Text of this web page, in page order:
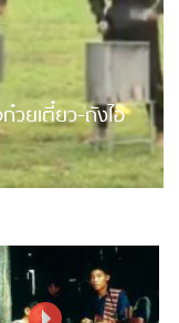
วยเตี๋ยว-ถังไอ